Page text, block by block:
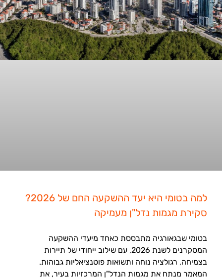
למה בטומי היא יעד ההשקעה החם של 2026?
סקירת מגמות נדל"ן מעמיקה
בטומי שבגאורגיה מתבססת כאחד מיעדי ההשקעה
המסקרנים לשנת 2026, עם שילוב ייחודי של תיירות
בצמיחה, רגולציה נוחה ותשואות פוטנציאליות גבוהות.
המאמר מנתח את מגמות הנדל"ן המרכזיות בעיר, את